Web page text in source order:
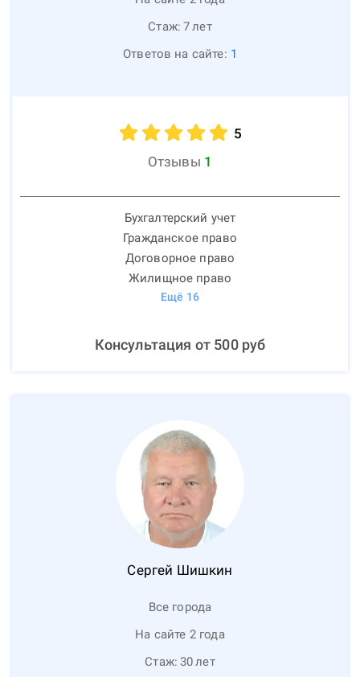
Стаж: 7лет
Ответов на сайте: 1
5
Отзывы 1
Бухгалтерский учет
Гражданское право
Договорное право
Жилищное право
Ещё 16
Консультация от 500руб
Сергей Шишкин
Все города
На сайте 2 года
Стаж: 30лет